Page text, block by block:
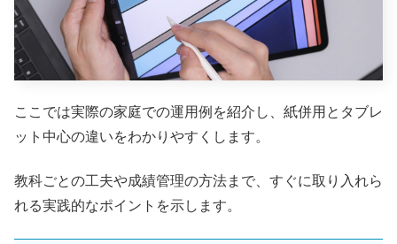
ここでは実際の家庭での運用例を紹介し、紙併用とタブレ
ット中心の違いをわかりやすくします。
教科ごとの工夫や成績管理の方法まで、すぐに取り入れら
れる実践的なポイントを示します。